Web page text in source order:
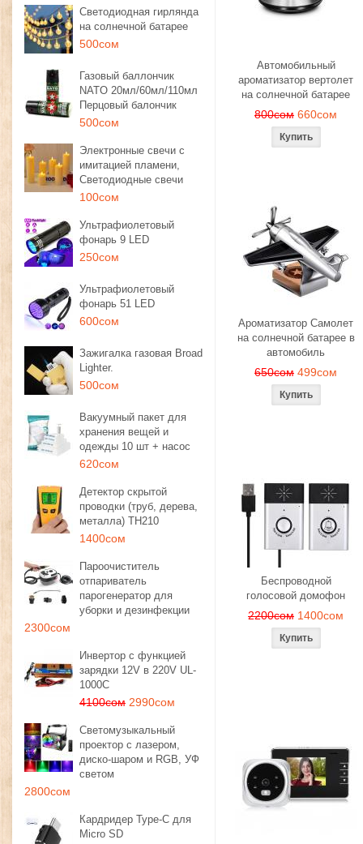
Светодиодная гирлянда
на солнечной батарее
500сом
Газовый баллончик
NATO 20мл/60мл/110мл
Перцовый балончик
500сом
Электронные свечи с
имитацией пламени,
Светодиодные свечи
100сом
Ультрафиолетовый
фонарь 9 LED
250сом
Ультрафиолетовый
фонарь 51 LED
600сом
Зажигалка газовая Broad
Lighter.
500сом
Вакуумный пакет для
хранения вещей и
одежды 10 шт + насос
620сом
Детектор скрытой
проводки (труб, дерева,
металла) TH210
1400сом
Пароочиститель
отпариватель
парогенератор для
уборки и дезинфекции
2300сом
Инвертор с функцией
зарядки 12V в 220V UL-
1000C
4100сом 2990сом
Светомузыкальный
проектор с лазером,
диско-шаром и RGB, УФ
светом
2800сом
Кардридер Type-C для
Micro SD
Автомобильный
ароматизатор вертолет
на солнечной батарее
800сом 660сом
Ароматизатор Самолет
на солнечной батарее в
автомобиль
650сом 499сом
Беспроводной
голосовой домофон
2200сом 1400сом